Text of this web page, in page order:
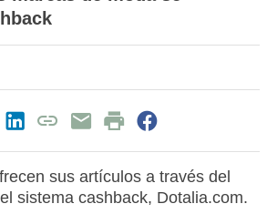
sus artículos a través del
sistema cashback, Dotalia.com.